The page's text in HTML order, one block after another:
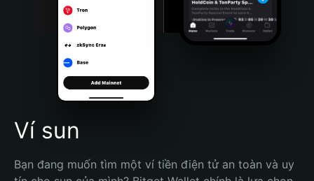
Português (Brasil)
Español (Argentina)
Ví sun
Bạn đang muốn tìm một ví tiền điện tử an toàn và uy